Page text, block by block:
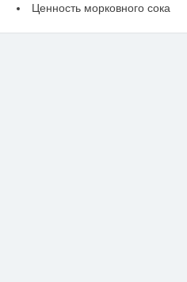
Ценность морковного сока